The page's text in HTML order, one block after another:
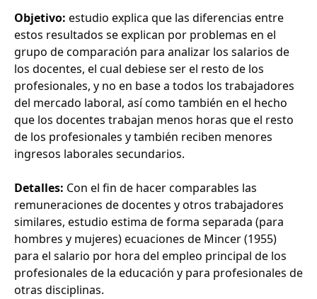
Objetivo: estudio explica que las diferencias entre
estos resultados se explican por problemas en el
grupo de comparación para analizar los salarios de
los docentes, el cual debiese ser el resto de los
profesionales, y no en base a todos los trabajadores
del mercado laboral, así como también en el hecho
que los docentes trabajan menos horas que el resto
de los profesionales y también reciben menores
ingresos laborales secundarios.
Detalles: Con el fin de hacer comparables las
remuneraciones de docentes y otros trabajadores
similares, estudio estima de forma separada (para
hombres y mujeres) ecuaciones de Mincer (1955)
para el salario por hora del empleo principal de los
profesionales de la educación y para profesionales de
otras disciplinas.